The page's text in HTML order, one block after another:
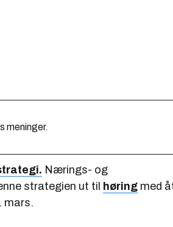
meninger.
Nærings- og
strategien ut til høring med
mars.